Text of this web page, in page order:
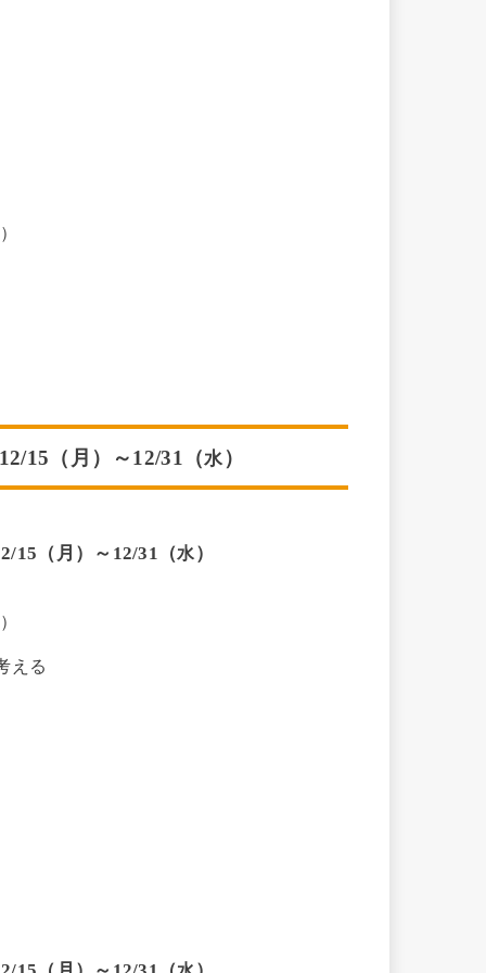
15（月）～12/31（水 ）
15（月）～12/31（水）
える